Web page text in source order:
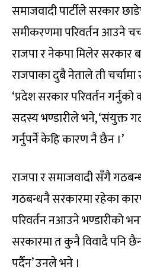
समाजवादी पार्टीले सरकार
समीकरणमा परिवर्तन आउने
राजपा र नेकपा मिलेर सरकार
राजपाका दुबै नेताले ती
‘प्रदेश सरकार परिवर्तन
सदस्य भण्डारीले भने, ‘संयुक्त
गर्नुपर्ने केहि कारण नै छैन ।’
राजपा र समाजवादी सँगै
गठबन्धनै सरकारमा रहेका
परिवर्तन नआउने भण्डारीको
सरकारमा त कुनै विवादै पनि
पर्दैन’ उनले भने ।